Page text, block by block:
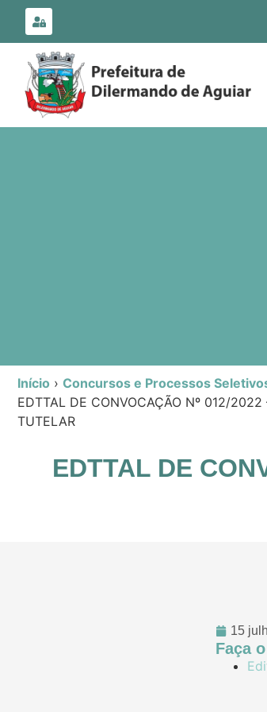
conteúdo
Início › Concursos e Processos
EDTTAL DE CONVOCAÇÃO Nº 012/
TUTELAR
EDTTAL DE
15
Faça